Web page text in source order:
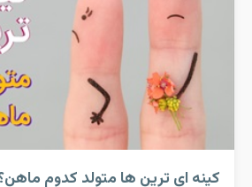
کینه ای ترین ها متولد کدوم